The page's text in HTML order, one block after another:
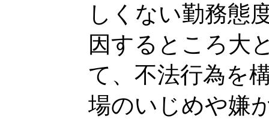
しくない勤務態
因するところ大
て、不法行為を
場のいじめや嫌